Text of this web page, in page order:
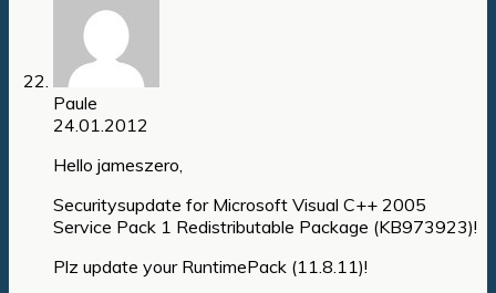
Paule
24.01.2012
Hello jameszero,
Securitysupdate for Microsoft Visual C++ 2005
Service Pack 1 Redistributable Package (KB973923)!
Plz update your RuntimePack (11.8.11)!